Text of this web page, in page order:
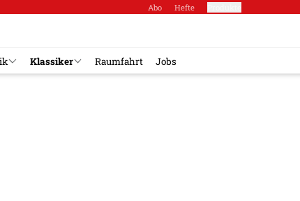
Abo Hefte
Klassiker Raumfahrt Jobs